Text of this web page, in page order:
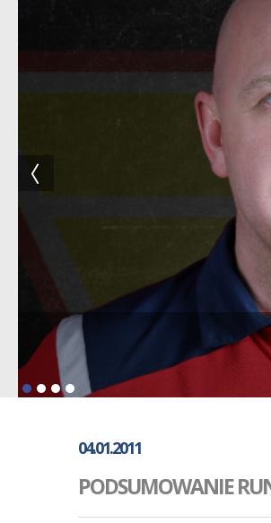
04.01.2011
PODSUMOWANIE